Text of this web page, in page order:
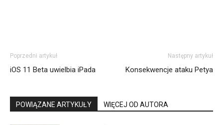
Poprzedni artykuł
iOS 11 Beta uwielbia iPada
Następny artykuł
Konsekwencje ataku Petya
POWIĄZANE ARTYKUŁY WIĘCEJ OD AUTORA